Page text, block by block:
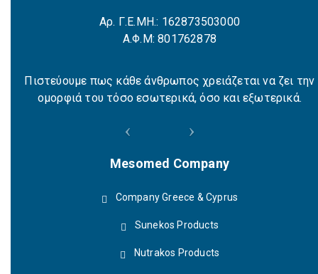
Αρ. Γ.Ε.ΜΗ.: 162873503000
Α.Φ.Μ: 801762878
Πιστεύουμε πως κάθε άνθρωπος χρειάζεται να ζει την
ομορφιά του τόσο εσωτερικά, όσο και εξωτερικά.
Mesomed Company
Company Greece & Cyprus
Sunekos Products
Nutrakos Products